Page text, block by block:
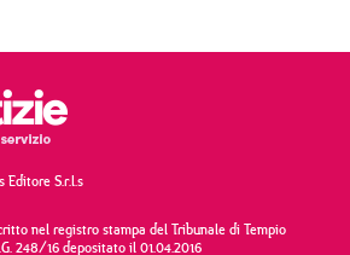
S.r.l.s
nel registro stampa del Tribunale di Tempio
248/16 depositato il 01.04.2016